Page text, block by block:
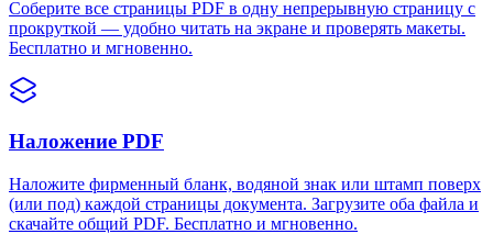
Соберите все страницы PDF в одну непрерывную страницу с
прокруткой — удобно читать на экране и проверять макеты.
Бесплатно и мгновенно.
Наложение PDF
Наложите фирменный бланк, водяной знак или штамп поверх
(или под) каждой страницы документа. Загрузите оба файла и
скачайте общий PDF. Бесплатно и мгновенно.